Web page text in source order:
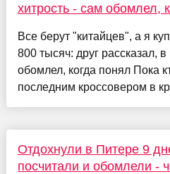
хитрость - сам обомлел,
Все берут "китайцев", а я
800 тысяч: друг рассказал,
обомлел, когда понял Пока
последним кроссовером в
Отдохнули в Питере 9
посчитали и обомлели -